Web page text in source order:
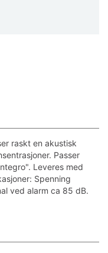
raskt en akustisk
Passer
Leveres med
Spenning
ved alarm ca 85 dB.